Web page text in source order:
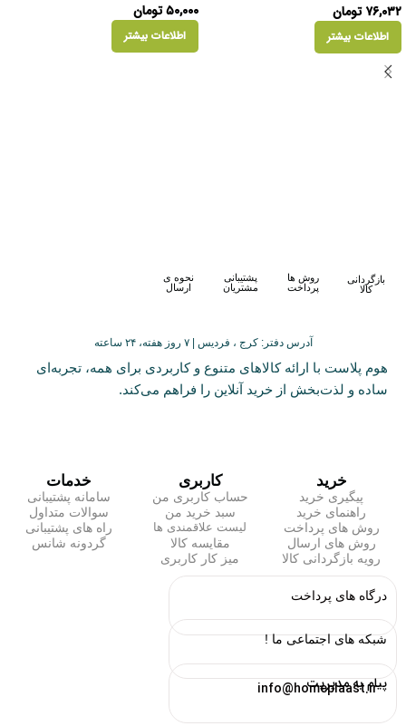
۷۶,۰۳۲ تومان
اطلاعات بیشتر
۵۰,۰۰۰تومان
اطلاعات بیشتر
بازگردانی
کالا
روش ها
پرداخت
پشتیبانی
مشتریان
نحوه ی
ارسال
آدرس دفتر: کرج ، فردیس | ۷ روز هفته، ۲۴ ساعته
هوم پلاست با ارائه کالاهای متنوع و کاربردی برای همه، تجربه‌ای
ساده و لذت‌بخش از خرید آنلاین را فراهم می‌کند.
خرید
پیگیری خرید
راهنمای خرید
روش های پرداخت
روش های ارسال
رویه بازگردانی کالا
کاربری
حساب کاربری من
سبد خرید من
لیست علاقمندی ها
مقایسه کالا
میز کار کاربری
خدمات
سامانه پشتیبانی
سوالات متداول
راه های پشتیبانی
گردونه شانس
درگاه های پرداخت
شبکه های اجتماعی ما !
پیام به مدیریت
info@homeplaast.ir